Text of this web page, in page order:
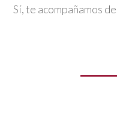
Sí, te acompañamos